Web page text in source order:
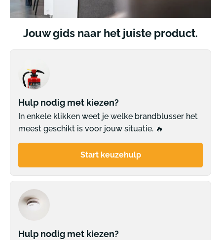
Jouw gids naar het juiste product.
Hulp nodig met kiezen?
In enkele klikken weet je welke brandblusser het
meest geschikt is voor jouw situatie. 🔥
Start keuzehulp
Hulp nodig met kiezen?